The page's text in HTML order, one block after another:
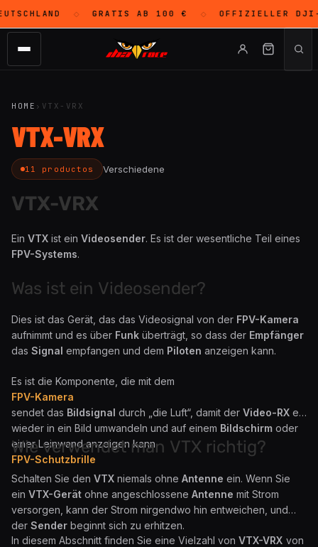
◇ GRATISAB 100 € ◇ OFFIZIELLER DJI-
HOME › VTX-VRX
VTX-VRX
11 productos Verschiedene
VTX-VRX
Ein VTX ist ein Videosender. Es ist der wesentliche Teil eines
FPV-Systems.
Was ist ein Videosender?
Dies ist das Gerät, das das Videosignal von der FPV-Kamera
aufnimmt und es über Funk überträgt, so dass der Empfänger
das Signal empfangen und dem Piloten anzeigen kann.
Es ist die Komponente, die mit dem
FPV-Kamera
sendet das Bildsignal durch „die Luft“, damit der Video-RX es
wieder in ein Bild umwandeln und auf einem Bildschirm oder
einer Leinwand anzeigen kann
FPV-Schutzbrille
.
Wie verwendet man VTX richtig?
Schalten Sie den VTX niemals ohne Antenne ein. Wenn Sie
ein VTX-Gerät ohne angeschlossene Antenne mit Strom
versorgen, kann der Strom nirgendwo hin entweichen, und
der Sender beginnt sich zu erhitzen.
In diesem Abschnitt finden Sie eine Vielzahl von VTX-VRX von